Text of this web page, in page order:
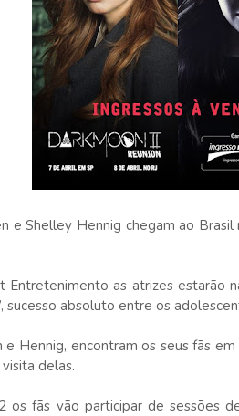
e Shelley Hennig chegam ao
Entretenimento as atrizes estarão
sucesso absoluto entre os
e Hennig, encontram os seus fãs
delas.
os fãs vão participar de sessões